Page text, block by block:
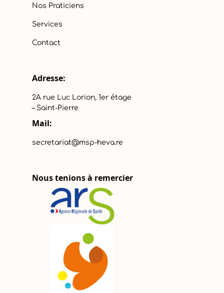
Nos Praticiens
Services
Contact
Adresse:
2A rue Luc Lorion, 1er étage
– Saint-Pierre
Mail:
secretariat@msp-heva.re
Nous tenions à remercier